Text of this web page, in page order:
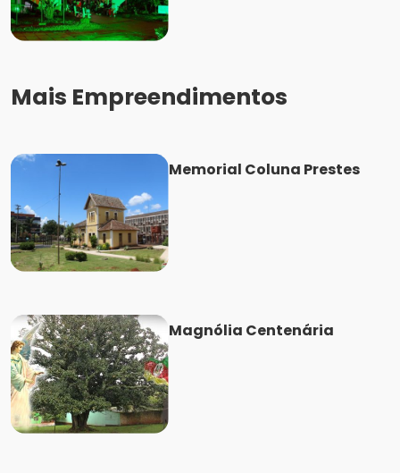
Mais Empreendimentos
Memorial Coluna Prestes
Magnólia Centenária